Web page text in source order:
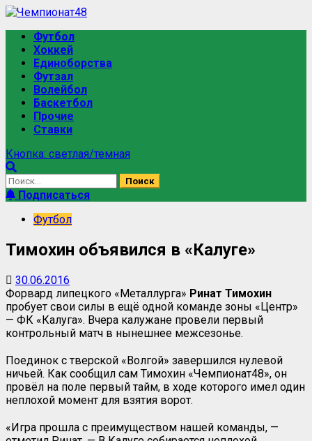
Футбол
Хоккей
Единоборства
Футзал
Волейбол
Баскетбол
Прочие
Ставки
Кнопка: светлая/темная
Подписаться
Футбол
Тимохин объявился в «Калуге»
30.06.2016
Форвард липецкого «Металлурга» Ринат Тимохин
пробует свои силы в ещё одной команде зоны «Центр»
— ФК «Калуга». Вчера калужане провели первый
контрольный матч в нынешнее межсезонье.
Поединок с тверской «Волгой» завершился нулевой
ничьей. Как сообщил сам Тимохин «Чемпионат48», он
провёл на поле первый тайм, в ходе которого имел один
неплохой момент для взятия ворот.
«Игра прошла с преимуществом нашей команды, —